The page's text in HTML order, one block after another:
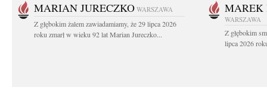
MARIAN JURECZKO WARSZAWA
Z głębokim żalem zawiadamiamy, że 29 lipca 2026
roku zmarł w wieku 92 lat Marian Jureczko...
MAREK
WARSZAWA
Z głębokim
lipca 2026